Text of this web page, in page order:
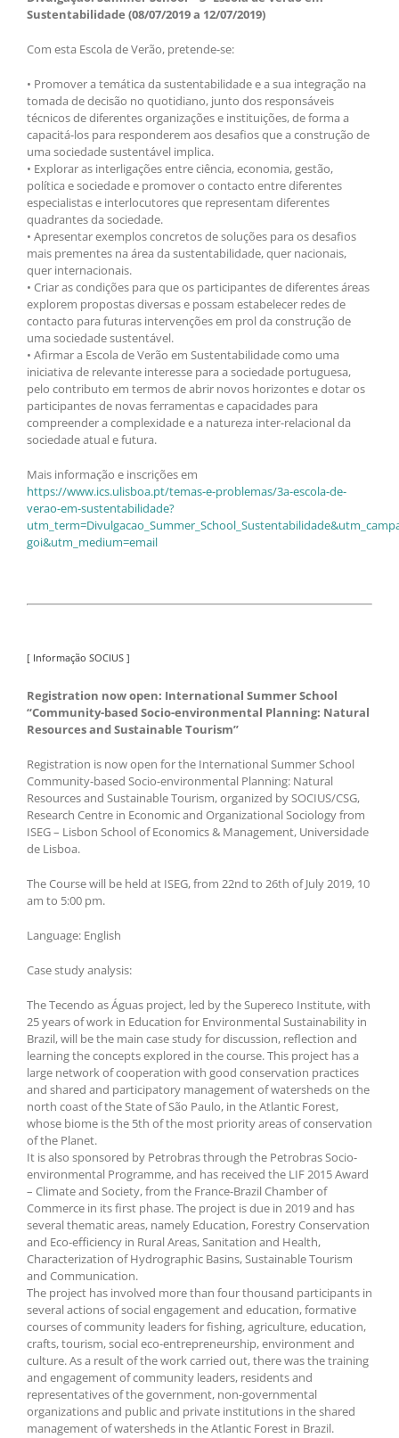
Sustentabilidade (08/07/2019 a 12/07/2019)
Com esta Escola de Verão, pretende-se:
• Promover a temática da sustentabilidade e a sua integração na
tomada de decisão no quotidiano, junto dos responsáveis
técnicos de diferentes organizações e instituições, de forma a
capacitá-los para responderem aos desafios que a construção de
uma sociedade sustentável implica.
• Explorar as interligações entre ciência, economia, gestão,
política e sociedade e promover o contacto entre diferentes
especialistas e interlocutores que representam diferentes
quadrantes da sociedade.
• Apresentar exemplos concretos de soluções para os desafios
mais prementes na área da sustentabilidade, quer nacionais,
quer internacionais.
• Criar as condições para que os participantes de diferentes áreas
explorem propostas diversas e possam estabelecer redes de
contacto para futuras intervenções em prol da construção de
uma sociedade sustentável.
• Afirmar a Escola de Verão em Sustentabilidade como uma
iniciativa de relevante interesse para a sociedade portuguesa,
pelo contributo em termos de abrir novos horizontes e dotar os
participantes de novas ferramentas e capacidades para
compreender a complexidade e a natureza inter-relacional da
sociedade atual e futura.
Mais informação e inscrições em
https://www.ics.ulisboa.pt/temas-e-problemas/3a-escola-de-
verao-em-sustentabilidade?
goi&utm_medium=email
[ Informação SOCIUS ]
Registration now open: International Summer School
“Community-based Socio-environmental Planning: Natural
Resources and Sustainable Tourism”
Registration is now open for the International Summer School
Community-based Socio-environmental Planning: Natural
Resources and Sustainable Tourism, organized by SOCIUS/CSG,
Research Centre in Economic and Organizational Sociology from
ISEG – Lisbon School of Economics & Management, Universidade
de Lisboa.
The Course will be held at ISEG, from 22nd to 26th of July 2019, 10
am to 5:00 pm.
Language: English
Case study analysis:
The Tecendo as Águas project, led by the Supereco Institute, with
25 years of work in Education for Environmental Sustainability in
Brazil, will be the main case study for discussion, reflection and
learning the concepts explored in the course. This project has a
large network of cooperation with good conservation practices
and shared and participatory management of watersheds on the
north coast of the State of São Paulo, in the Atlantic Forest,
whose biome is the 5th of the most priority areas of conservation
of the Planet.
It is also sponsored by Petrobras through the Petrobras Socio-
environmental Programme, and has received the LIF 2015 Award
– Climate and Society, from the France-Brazil Chamber of
Commerce in its first phase. The project is due in 2019 and has
several thematic areas, namely Education, Forestry Conservation
and Eco-efficiency in Rural Areas, Sanitation and Health,
Characterization of Hydrographic Basins, Sustainable Tourism
and Communication.
The project has involved more than four thousand participants in
several actions of social engagement and education, formative
courses of community leaders for fishing, agriculture, education,
crafts, tourism, social eco-entrepreneurship, environment and
culture. As a result of the work carried out, there was the training
and engagement of community leaders, residents and
representatives of the government, non-governmental
organizations and public and private institutions in the shared
management of watersheds in the Atlantic Forest in Brazil.